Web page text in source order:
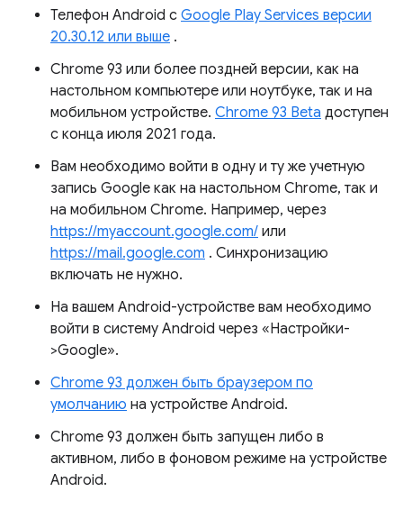
Телефон Android с Google Play Services версии
20.30.12 или выше .
Chrome 93 или более поздней версии, как на
настольном компьютере или ноутбуке, так и на
мобильном устройстве. Chrome 93 Beta доступен
с конца июля 2021 года.
Вам необходимо войти в одну и ту же учетную
запись Google как на настольном Chrome, так и
на мобильном Chrome. Например, через
https://myaccount.google.com/ или
https://mail.google.com . Синхронизацию
включать не нужно.
На вашем Android-устройстве вам необходимо
войти в систему Android через «Настройки-
>Google».
Chrome 93 должен быть браузером по
умолчанию на устройстве Android.
Chrome 93 должен быть запущен либо в
активном, либо в фоновом режиме на устройстве
Android.